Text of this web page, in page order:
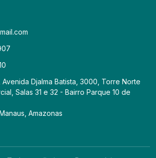
Avenida Djalma Batista, 3000, Torre Norte
Salas 31 e 32 - Bairro Parque 10 de
Amazonas